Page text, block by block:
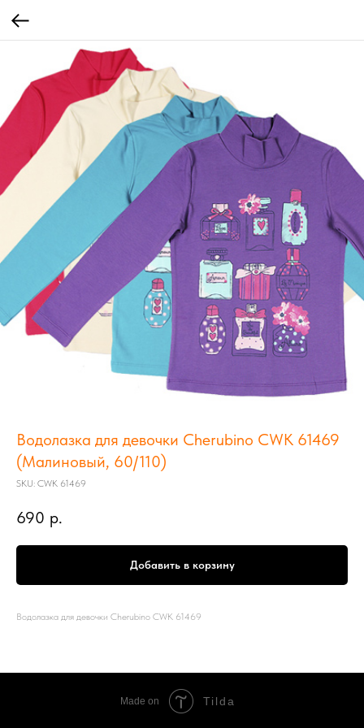
Водолазка для девочки Cherubino CWK 61469
(Малиновый, 60/110)
SKU: CWK 61469
690 р.
Добавить в корзину
Водолазка для девочки Cherubino CWK 61469
Made on Tilda